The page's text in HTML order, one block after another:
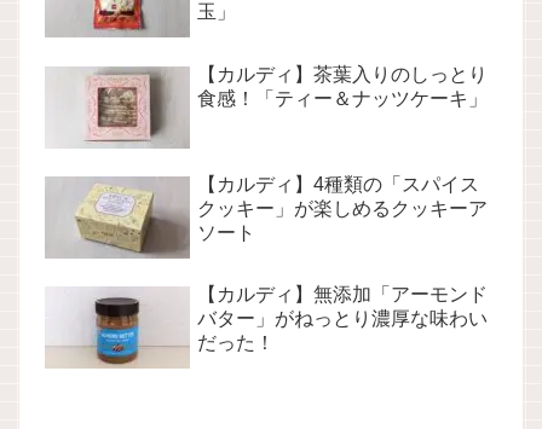
玉」
【カルディ】茶葉入りのしっとり
食感！「ティー＆ナッツケーキ」
【カルディ】4種類の「スパイス
クッキー」が楽しめるクッキーア
ソート
【カルディ】無添加「アーモンド
バター」がねっとり濃厚な味わい
だった！